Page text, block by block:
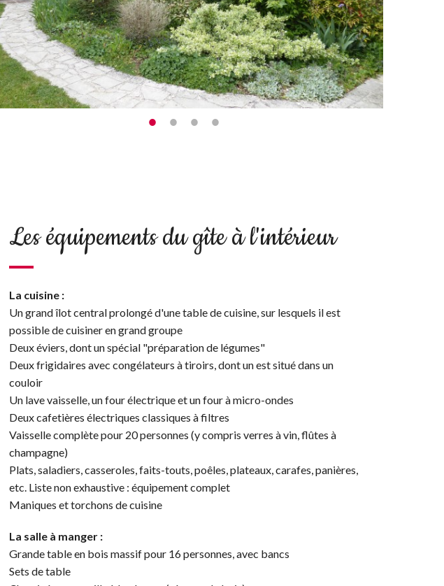
Les équipements du gîte à l'intérieur
La cuisine :
Un grand îlot central prolongé d'une table de cuisine, sur lesquels il est
possible de cuisiner en grand groupe
Deux éviers, dont un spécial "préparation de légumes"
Deux frigidaires avec congélateurs à tiroirs, dont un est situé dans un
couloir
Un lave vaisselle, un four électrique et un four à micro-ondes
Deux cafetières électriques classiques à filtres
Vaisselle complète pour 20 personnes (y compris verres à vin, flûtes à
champagne)
Plats, saladiers, casseroles, faits-touts, poêles, plateaux, carafes, panières,
etc. Liste non exhaustive : équipement complet
Maniques et torchons de cuisine
La salle à manger :
Grande table en bois massif pour 16 personnes, avec bancs
Sets de table